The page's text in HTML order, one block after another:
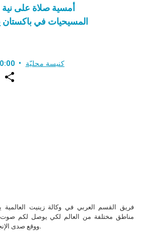
أمسية صلاة على نية
المسيحيات في باكستان
كنيسة محليّة
w
فريق القسم العربي في وكالة زينيت
مناطق مختلفة من العالم لكي يوصل لكم صوت
ووقع صدى الإنجيل الحي.